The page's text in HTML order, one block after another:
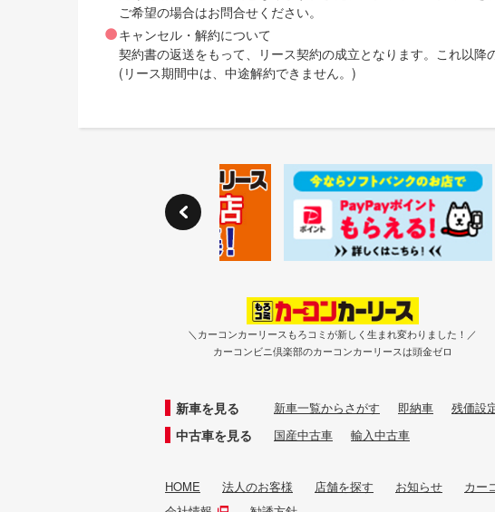
ご希望の場合はお問合せください。
キャンセル・解約について
契約書の返送をもって、リース契約の成立となります。これ以降
(リース期間中は、中途解約できません。)
＼カーコンカーリースもろコミが新しく生まれ変わりました！／
カーコンビニ倶楽部のカーコンカーリースは頭金ゼロ
新車を見る 新車一覧からさがす 即納車 残価設
中古車を見る 国産中古車 輸入中古車
HOME 法人のお客様 店舗を探す お知らせ カー